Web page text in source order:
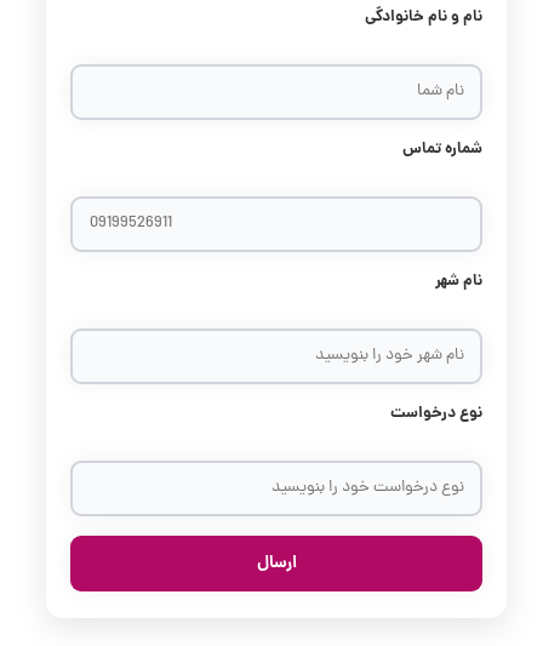
نام و نام خانوادگی
شماره تماس
نام شهر
نوع درخواست